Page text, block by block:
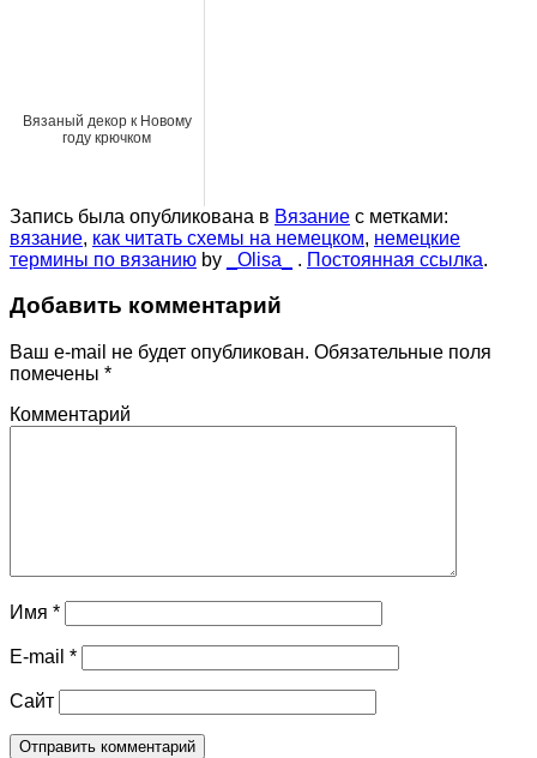
Вязаный декор к Новому
году крючком
Запись была опубликована в Вязание с метками:
вязание, как читать схемы на немецком, немецкие
термины по вязанию by _Olisa_ . Постоянная ссылка.
Добавить комментарий
Ваш e-mail не будет опубликован. Обязательные поля
помечены *
Комментарий
Имя *
E-mail *
Сайт